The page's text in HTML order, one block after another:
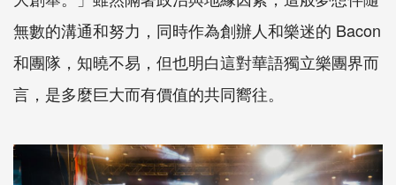
無數的溝通和努力，同時作為創辦人和樂迷的 Bacon
和團隊，知曉不易，但也明白這對華語獨立樂團界而
言，是多麼巨大而有價值的共同嚮往。